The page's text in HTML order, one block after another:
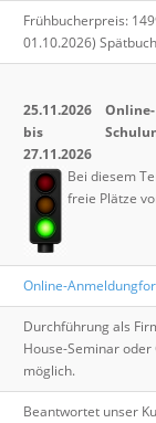
Frühbucherpreis:
01.10.2026)
25.11.2026
bis
27.11.2026
Online-
Bei diesem
freie Plätze
Online-
Durchführung als
House-Seminar oder
möglich.
Beantwortet unser